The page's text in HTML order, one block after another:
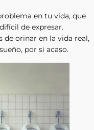
en tu vida, que
de expresar.
de orinar en la vida real,
por si acaso.